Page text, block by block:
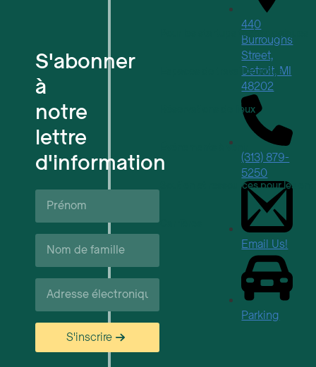
S'abonner
à
notre
lettre
d'information
Prénom*
Nom
de
Courriel*
S'inscrire
Pour les startups technologiques
Espaces de travail flexibles
Réservations de lieux
Événements à venir
Soutien et ressources pour les
440
Burroughs
Street,
Detroit, MI
48202
(313) 879-
5250
Email Us!
Parking